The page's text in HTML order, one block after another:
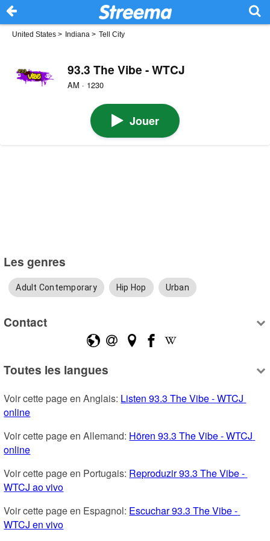
United States > Indiana > Tell City
93.3 The Vibe - WTCJ
AM · 1230
Jouer
Les genres
Adult Contemporary Hip Hop Urban
Contact
Toutes les langues
Voir cette page en Anglais: Listen 93.3 The Vibe - WTCJ
online
Voir cette page en Allemand: Hören 93.3 The Vibe - WTCJ
online
Voir cette page en Portugais: Reproduzir 93.3 The Vibe -
WTCJ ao vivo
Voir cette page en Espagnol: Escuchar 93.3 The Vibe -
WTCJ en vivo